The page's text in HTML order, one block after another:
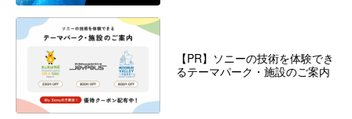
【PR】ソニーの技術を体験でき
るテーマパーク・施設のご案内